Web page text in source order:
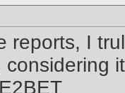
reports, I
E2BET